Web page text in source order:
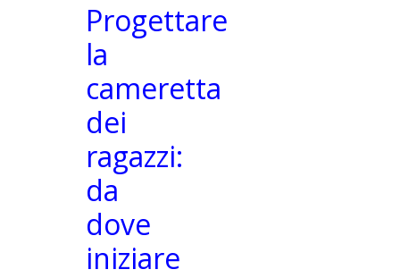
Progettare
la
cameretta
dei
ragazzi:
da
dove
iniziare